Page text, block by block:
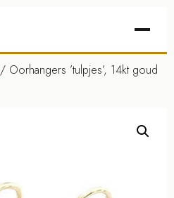
/ Oorhangers ’tulpjes’, 14kt goud